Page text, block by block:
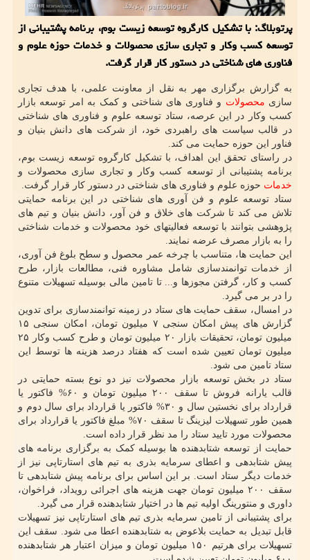
پرتوبلاگ: با تشکیل کارگروه توسعه زیست بوم، برنامه پشتیبانی از
توسعه کسب وکار و تجاری سازی محصولات و خدمات حوزه علوم و
فناوری های شناختی در دستور کار قرار گرفت.
به گزارش برگزاری مهر به نقل از معاونت علمی، با هدف تجاری
سازی محصولات و فناوری های شناختی و کمک به امر توسعه بازار
کسب وکار در این عرصه، ستاد توسعه علوم و فناوری های شناختی
در قالب سیاست های راهبردی خود، از شرکت های دانش بنیان و
فناور این حوزه حمایت می کند.
در راستای تحقق این اهداف، با تشکیل کارگروه توسعه زیست بوم،
برنامه پشتیبانی از توسعه کسب وکار و تجاری سازی محصولات و
خدمات حوزه علوم و فناوری های شناختی در دستور کار قرار گرفت.
ستاد توسعه علوم و فن آوری های شناختی در این برنامه حمایتی
تلاش می کند تا شرکت های خلاق و فن آور، دانش بنیان و تیم های
پژوهشی بتوانند با توسعه فعالیتهای خود محصولات و خدمات شناختی
را به بازار مصرف عرضه نمایند.
این حمایت ها، متناسب با چرخه عمر محصول و سطح بلوغ فن آوری،
از خدمات توانمندسازی شامل مشاوره فنی، مطالعات بازار، طرح
کسب و کار، گرفتن مجوزها و... تا تامین مالی بوسیله تسهیلات متنوع
را در بر می گیرد.
در امسال، سقف حمایت های ستاد در زمینه توانمندسازی برای تدوین
گزارش های پیش امکان سنجی ۷ میلیون تومان، امکان سنجی ۱۵
میلیون تومان، تحقیقات بازار ۲۰ میلیون تومان و طرح کسب وکار ۲۵
میلیون تومان تعیین شده است که هفتاد درصد هزینه ها توسط این
ستاد تامین می شود.
ستاد در بخش توسعه بازار محصولات نیز دو نوع بسته حمایتی در
قالب یارانه فروش تا سقف ۲۰۰ میلیون تومان و ۶۰% فاکتور یا
قرارداد برای نخستین سال و ۳۰% فاکتور یا قرارداد برای سال دوم و
همین طور تسهیلات لیزینگ تا سقف ۷۰% مبلغ فاکتور یا قرارداد برای
محصولات مورد تایید ستاد را مد نظر قرار داده است.
حمایت از توسعه شتابدهنده ها بوسیله کمک به برگزاری برنامه های
پیش شتابدهی و اعطای سرمایه بذری به تیم های استارتاپی نیز از
خدمات دیگر ستاد است. بر این اساس برای برنامه پیش شتابدهی تا
سقف ۲۰۰ میلیون تومان جهت هزینه های اجرائی رویداد، فراخوان،
داوری و منتورینگ اولیه تیم ها در اختیار شتابدهنده قرار می گیرد.
برای پشتیبانی از تامین سرمایه بذری تیم های استارتاپی نیز تسهیلات
قابل تبدیل به حمایت بلاعوض به شتابدهنده اعطا می شود. سقف این
تسهیلات برای هرتیم ۱۵۰ میلیون تومان و میزان اعتبار هر شتابدهنده